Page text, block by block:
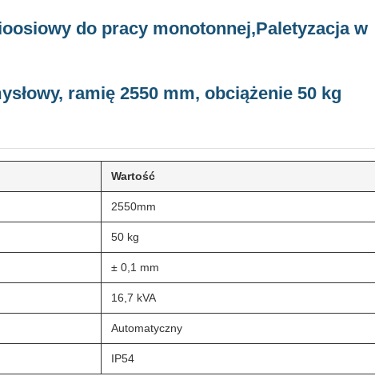
do pracy monotonnej,Paletyzacja w
ramię 2550 mm, obciążenie 50 kg
Wartość
2550mm
50 kg
± 0,1 mm
16,7 kVA
Automatyczny
IP54